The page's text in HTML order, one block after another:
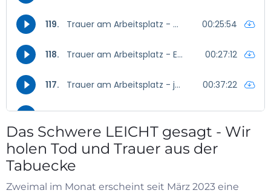
Das Schwere LEICHT gesagt - Wir
holen Tod und Trauer aus der
Tabuecke
Zweimal im Monat erscheint seit März 2023 eine